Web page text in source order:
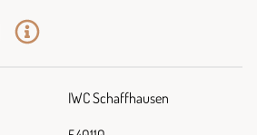
IWC Schaffhausen